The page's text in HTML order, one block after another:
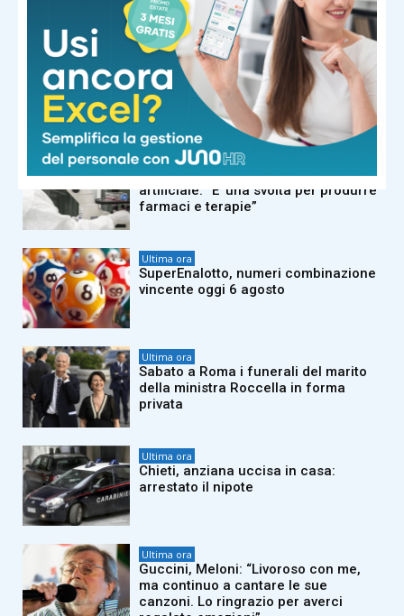
sabato allerta in 21 città
Ultima ora
Ossa fragili dopo i 30 anni? Ecco i
cibi che possono fare davvero la
differenza
Ultima ora
Nuovi virus creati con l’intelligenza
artificiale: “E’ una svolta per produrre
farmaci e terapie”
Ultima ora
SuperEnalotto, numeri combinazione
vincente oggi 6 agosto
Ultima ora
Sabato a Roma i funerali del marito
della ministra Roccella in forma
privata
Ultima ora
Chieti, anziana uccisa in casa:
arrestato il nipote
Ultima ora
Guccini, Meloni: “Livoroso con me,
ma continuo a cantare le sue
canzoni. Lo ringrazio per averci